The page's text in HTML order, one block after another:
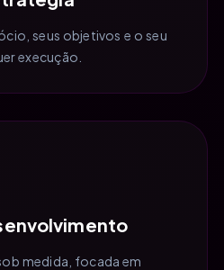
seus objetivos e o seu
execução.
medida, focada em